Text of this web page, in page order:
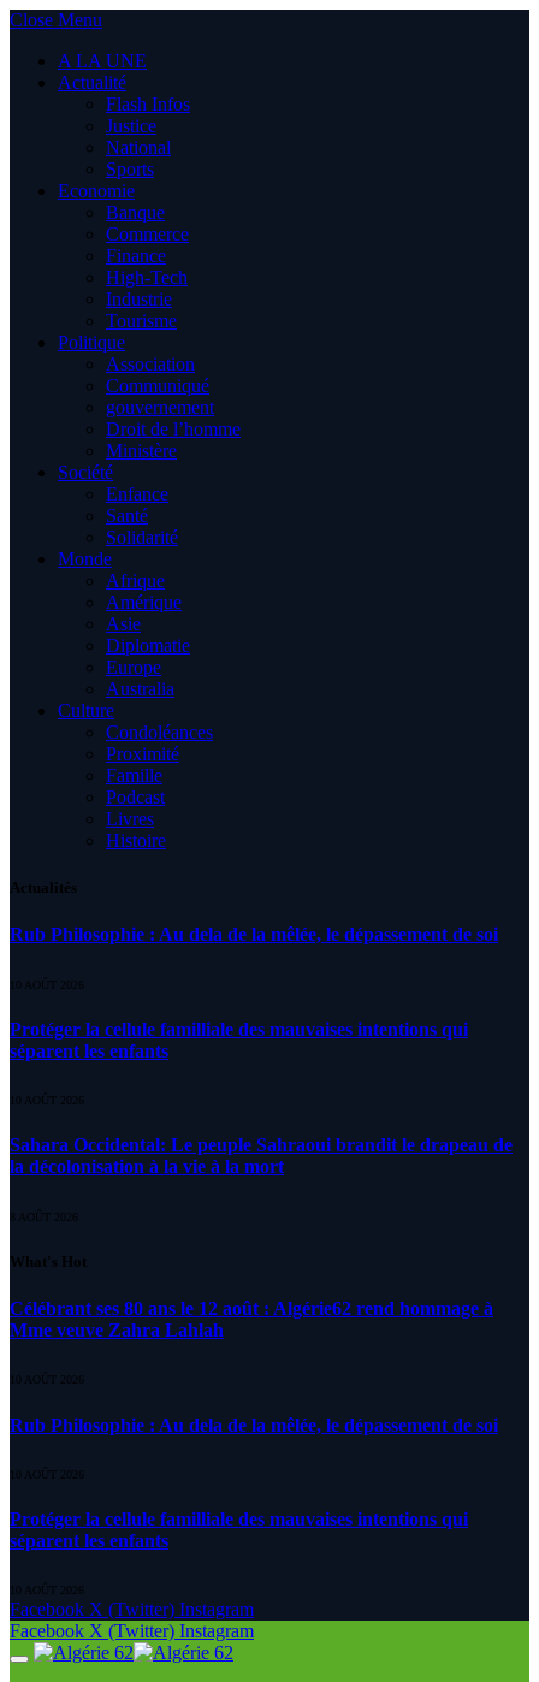
Close Menu
A LA UNE
Actualité
Flash Infos
Justice
National
Sports
Economie
Banque
Commerce
Finance
High-Tech
Industrie
Tourisme
Politique
Association
Communiqué
gouvernement
Droit de l’homme
Ministère
Société
Enfance
Santé
Solidarité
Monde
Afrique
Amérique
Asie
Diplomatie
Europe
Australia
Culture
Condoléances
Proximité
Famille
Podcast
Livres
Histoire
Actualités
Rub Philosophie : Au dela de la mêlée, le dépassement de soi
10 AOÛT 2026
Protéger la cellule familliale des mauvaises intentions qui
séparent les enfants
10 AOÛT 2026
Sahara Occidental: Le peuple Sahraoui brandit le drapeau de
la décolonisation à la vie à la mort
8 AOÛT 2026
What's Hot
Célébrant ses 80 ans le 12 août : Algérie62 rend hommage à
Mme veuve Zahra Lahlah
10 AOÛT 2026
Rub Philosophie : Au dela de la mêlée, le dépassement de soi
10 AOÛT 2026
Protéger la cellule familliale des mauvaises intentions qui
séparent les enfants
10 AOÛT 2026
Facebook X (Twitter) Instagram
Facebook X (Twitter) Instagram